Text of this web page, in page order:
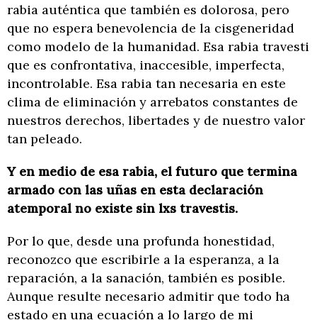
rabia auténtica que también es dolorosa, pero
que no espera benevolencia de la cisgeneridad
como modelo de la humanidad. Esa rabia travesti
que es confrontativa, inaccesible, imperfecta,
incontrolable. Esa rabia tan necesaria en este
clima de eliminación y arrebatos constantes de
nuestros derechos, libertades y de nuestro valor
tan peleado.
Y en medio de esa rabia, el futuro que termina
armado con las uñas en esta declaración
atemporal no existe sin lxs travestis.
Por lo que, desde una profunda honestidad,
reconozco que escribirle a la esperanza, a la
reparación, a la sanación, también es posible.
Aunque resulte necesario admitir que todo ha
estado en una ecuación a lo largo de mi